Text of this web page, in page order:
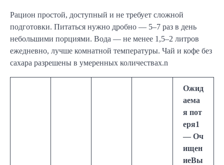
Рацион простой, доступный и не требует сложной
подготовки. Питаться нужно дробно — 5–7 раз в день
небольшими порциями. Вода — не менее 1,5–2 литров
ежедневно, лучше комнатной температуры. Чай и кофе без
сахара разрешены в умеренных количествах.n
Ожид
аема
я пот
еря1
— Оч
ищен
иеВы